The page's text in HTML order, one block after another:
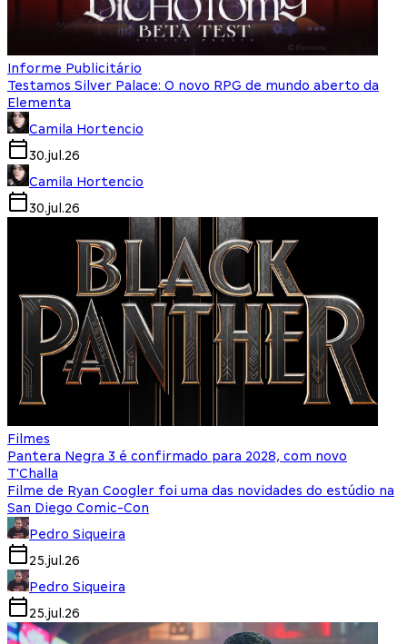
Informe Publicitário
Testamos Silver Palace: O novo RPG de mundo aberto da
Elementa
Camila Hortencio
30.jul.26
Camila Hortencio
30.jul.26
Filmes
Pantera Negra 3 é confirmado para 2028, com novo
T'Challa
Filme de Ryan Coogler foi uma das novidades do estúdio na
San Diego Comic-Con
Pedro Siqueira
25.jul.26
Pedro Siqueira
25.jul.26